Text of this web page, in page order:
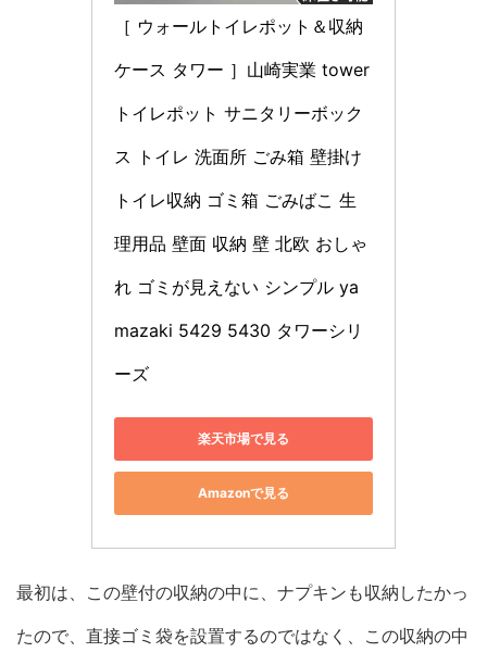
［ ウォールトイレポット＆収納
ケース タワー ］山崎実業 tower
トイレポット サニタリーボック
ス トイレ 洗面所 ごみ箱 壁掛け
トイレ収納 ゴミ箱 ごみばこ 生
理用品 壁面 収納 壁 北欧 おしゃ
れ ゴミが見えない シンプル ya
mazaki 5429 5430 タワーシリ
ーズ
楽天市場で見る
Amazonで見る
最初は、この壁付の収納の中に、ナプキンも収納したかっ
たので、直接ゴミ袋を設置するのではなく、この収納の中